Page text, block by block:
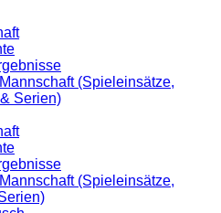
(Spieleinsätze,
Serien)
(Spieleinsätze,